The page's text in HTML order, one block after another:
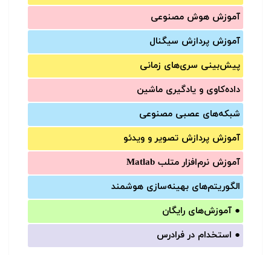
آموزش‌ هوش مصنوعی
آموزش‌ پردازش سیگنال
پیش‌‌بینی سری‌‌های زمانی
داده‌کاوی و یادگیری ماشین
شبکه‌های عصبی مصنوعی
آموزش‌ پردازش تصویر و ویدئو
آموزش‌ نرم‌افزار متلب Matlab
الگوریتم‌های بهینه‌سازی هوشمند
● آموزش‌های رایگان
● استخدام در فرادرس